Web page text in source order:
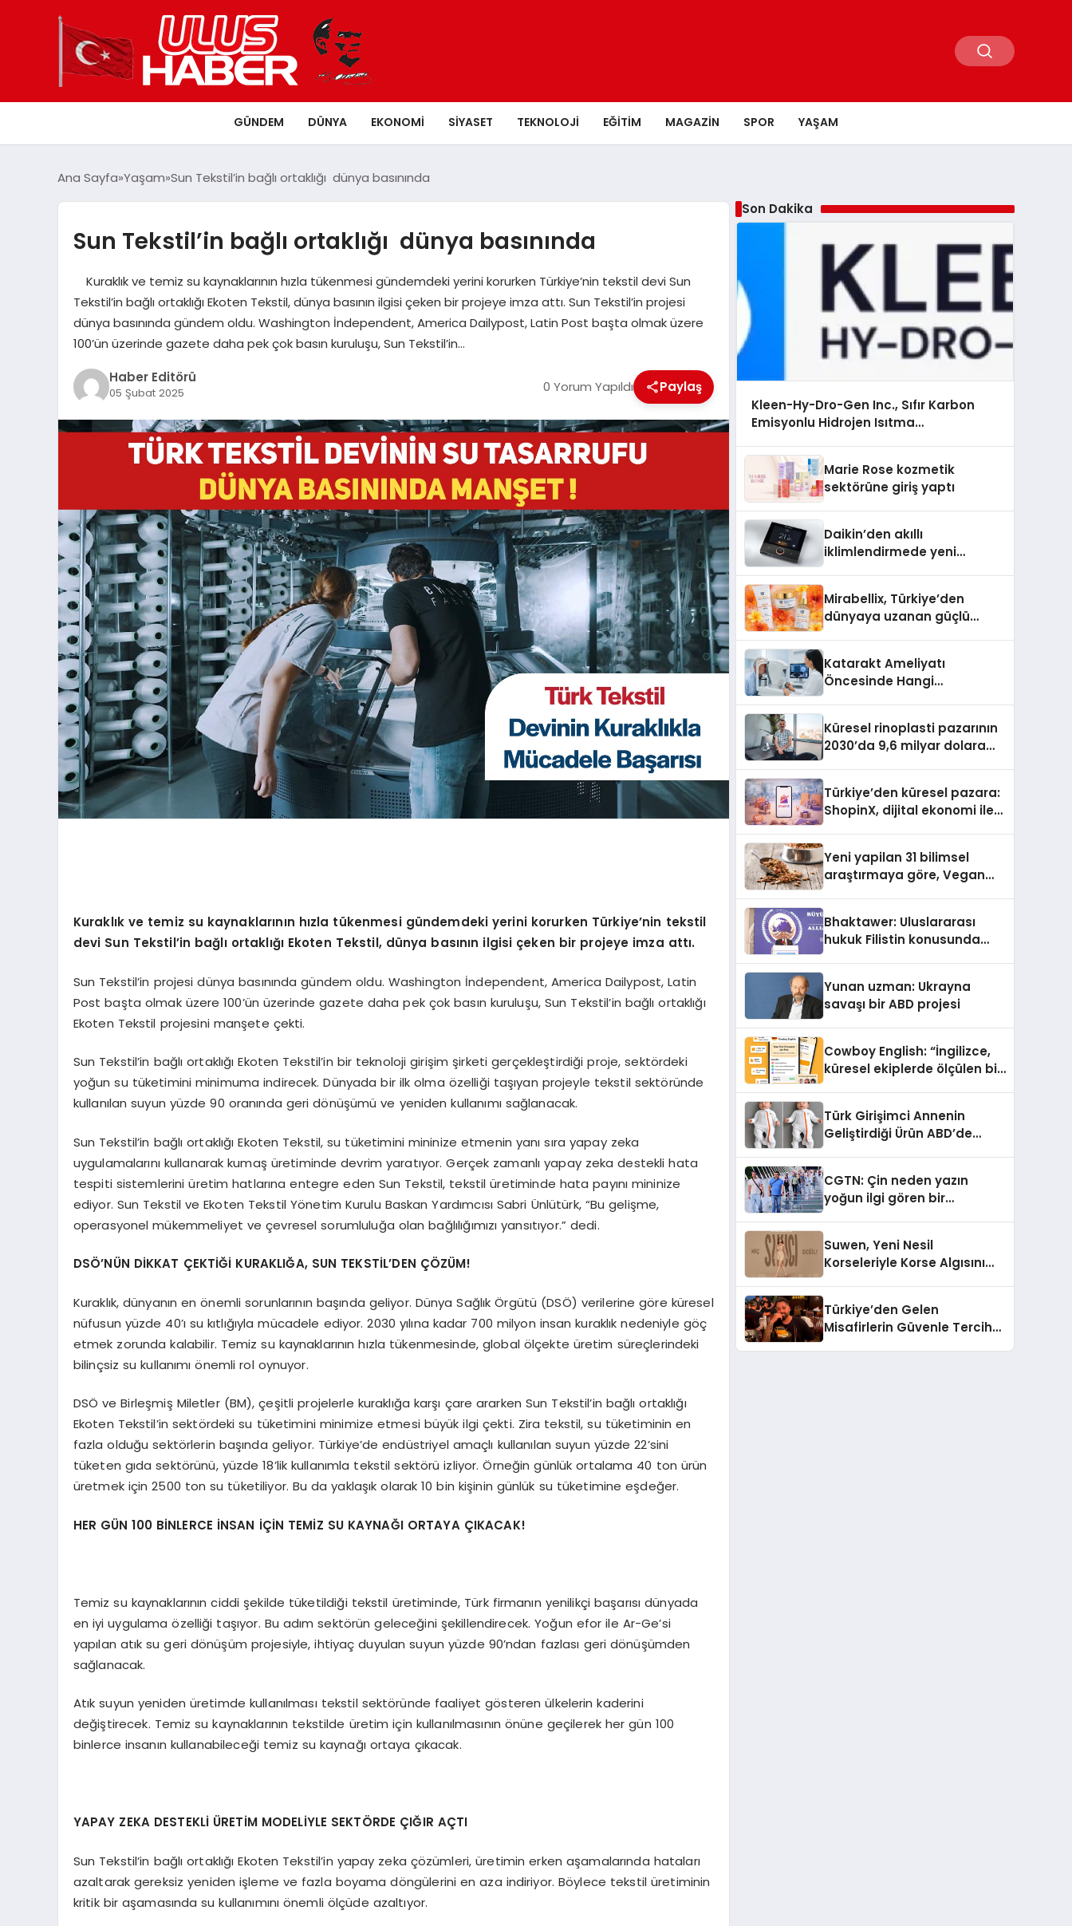
GÜNDEM DÜNYA EKONOMI SIYASET TEKNOLOJI EĞITIM MAGAZIN SPOR YAŞAM
Ana Sayfa Yaşam Sun Tekstil’in bağlı ortaklığı dünya basınında
Sun Tekstil’in bağlı ortaklığı dünya basınında
Kuraklık ve temiz su kaynaklarının hızla tükenmesi gündemdeki yerini korurken Türkiye’nin tekstil devi Sun
Tekstil’in bağlı ortaklığı Ekoten Tekstil, dünya basının ilgisi çeken bir projeye imza attı. Sun Tekstil’in projesi
dünya basınında gündem oldu. Washington İndependent, America Dailypost, Latin Post başta olmak üzere
100’ün üzerinde gazete daha pek çok basın kuruluşu, Sun Tekstil’in…
Haber Editörü
05 Şubat 2025 0 Yorum Yapıldı Paylaş
Kuraklık ve temiz su kaynaklarının hızla tükenmesi gündemdeki yerini korurken Türkiye’nin tekstil
devi Sun Tekstil’in bağlı ortaklığı Ekoten Tekstil, dünya basının ilgisi çeken bir projeye imza attı.
Sun Tekstil’in projesi dünya basınında gündem oldu. Washington İndependent, America Dailypost, Latin
Post başta olmak üzere 100’ün üzerinde gazete daha pek çok basın kuruluşu, Sun Tekstil’in bağlı ortaklığı
Ekoten Tekstil projesini manşete çekti.
Sun Tekstil’in bağlı ortaklığı Ekoten Tekstil’in bir teknoloji girişim şirketi gerçekleştirdiği proje, sektördeki
yoğun su tüketimini minimuma indirecek. Dünyada bir ilk olma özelliği taşıyan projeyle tekstil sektöründe
kullanılan suyun yüzde 90 oranında geri dönüşümü ve yeniden kullanımı sağlanacak.
Sun Tekstil’in bağlı ortaklığı Ekoten Tekstil, su tüketimini mininize etmenin yanı sıra yapay zeka
uygulamalarını kullanarak kumaş üretiminde devrim yaratıyor. Gerçek zamanlı yapay zeka destekli hata
tespiti sistemlerini üretim hatlarına entegre eden Sun Tekstil, tekstil üretiminde hata payını mininize
ediyor. Sun Tekstil ve Ekoten Tekstil Yönetim Kurulu Baskan Yardımcısı Sabri Ünlütürk, “Bu gelişme,
operasyonel mükemmeliyet ve çevresel sorumluluğa olan bağlılığımızı yansıtıyor.” dedi.
DSÖ’NÜN DİKKAT ÇEKTİĞİ KURAKLIĞA, SUN TEKSTİL’DEN ÇÖZÜM!
Kuraklık, dünyanın en önemli sorunlarının başında geliyor. Dünya Sağlık Örgütü (DSÖ) verilerine göre küresel
nüfusun yüzde 40’ı su kıtlığıyla mücadele ediyor. 2030 yılına kadar 700 milyon insan kuraklık nedeniyle göç
etmek zorunda kalabilir. Temiz su kaynaklarının hızla tükenmesinde, global ölçekte üretim süreçlerindeki
bilinçsiz su kullanımı önemli rol oynuyor.
DSÖ ve Birleşmiş Miletler (BM), çeşitli projelerle kuraklığa karşı çare ararken Sun Tekstil’in bağlı ortaklığı
Ekoten Tekstil’in sektördeki su tüketimini minimize etmesi büyük ilgi çekti. Zira tekstil, su tüketiminin en
fazla olduğu sektörlerin başında geliyor. Türkiye’de endüstriyel amaçlı kullanılan suyun yüzde 22’sini
tüketen gıda sektörünü, yüzde 18’lik kullanımla tekstil sektörü izliyor. Örneğin günlük ortalama 40 ton ürün
üretmek için 2500 ton su tüketiliyor. Bu da yaklaşık olarak 10 bin kişinin günlük su tüketimine eşdeğer.
HER GÜN 100 BİNLERCE İNSAN İÇİN TEMİZ SU KAYNAĞI ORTAYA ÇIKACAK!
Temiz su kaynaklarının ciddi şekilde tüketildiği tekstil üretiminde, Türk firmanın yenilikçi başarısı dünyada
en iyi uygulama özelliği taşıyor. Bu adım sektörün geleceğini şekillendirecek. Yoğun efor ile Ar-Ge’si
yapılan atık su geri dönüşüm projesiyle, ihtiyaç duyulan suyun yüzde 90’ndan fazlası geri dönüşümden
sağlanacak.
Atık suyun yeniden üretimde kullanılması tekstil sektöründe faaliyet gösteren ülkelerin kaderini
değiştirecek. Temiz su kaynaklarının tekstilde üretim için kullanılmasının önüne geçilerek her gün 100
binlerce insanın kullanabileceği temiz su kaynağı ortaya çıkacak.
YAPAY ZEKA DESTEKLİ ÜRETİM MODELİYLE SEKTÖRDE ÇIĞIR AÇTI
Sun Tekstil’in bağlı ortaklığı Ekoten Tekstil’in yapay zeka çözümleri, üretimin erken aşamalarında hataları
azaltarak gereksiz yeniden işleme ve fazla boyama döngülerini en aza indiriyor. Böylece tekstil üretiminin
kritik bir aşamasında su kullanımını önemli ölçüde azaltıyor.
Son Dakika
Kleen-Hy-Dro-Gen Inc., Sıfır Karbon
Emisyonlu Hidrojen Isıtma
Onaylarını Aldı
Marie Rose kozmetik
sektörüne giriş yaptı
Daikin’den akıllı
iklimlendirmede yeni
Mirabellix, Türkiye’den
dünyaya uzanan güçlü
Katarakt Ameliyatı
Öncesinde Hangi
Küresel rinoplasti pazarının
2030’da 9,6 milyar dolara
Türkiye’den küresel pazara:
ShopinX, dijital ekonomi ile
Yeni yapilan 31 bilimsel
araştırmaya göre, Vegan
Sindirildiğini Ortaya Koydu
Bhaktawer: Uluslararası
hukuk Filistin konusunda
Yunan uzman: Ukrayna
savaşı bir ABD projesi
Cowboy English: “İngilizce,
küresel ekiplerde ölçülen bir
Türk Girişimci Annenin
Geliştirdiği Ürün ABD’de
Açısı Getiriyor.
CGTN: Çin neden yazın
yoğun ilgi gören bir
Suwen, Yeni Nesil
Korseleriyle Korse Algısını
Türkiye’den Gelen
Misafirlerin Güvenle Tercih